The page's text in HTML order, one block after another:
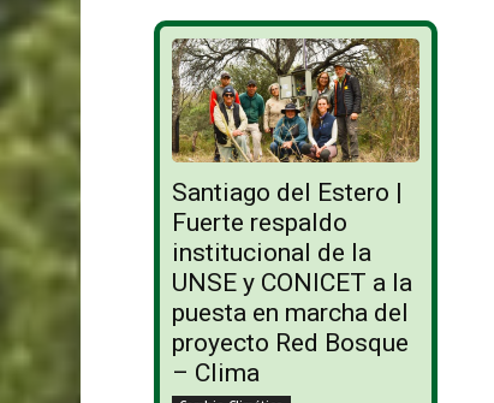
Santiago del Estero |
Fuerte respaldo
institucional de la
UNSE y CONICET a la
puesta en marcha del
proyecto Red Bosque
– Clima